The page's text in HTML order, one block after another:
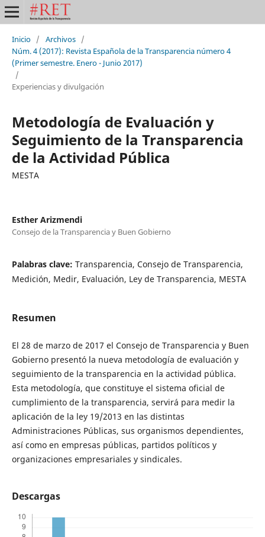
Inicio / Archivos /
Núm. 4 (2017): Revista Española de la Transparencia número 4
(Primer semestre. Enero - Junio 2017)
/
Experiencias y divulgación
Metodología de Evaluación y
Seguimiento de la Transparencia
de la Actividad Pública
MESTA
Esther Arizmendi
Consejo de la Transparencia y Buen Gobierno
Palabras clave: Transparencia, Consejo de Transparencia,
Medición, Medir, Evaluación, Ley de Transparencia, MESTA
Resumen
El 28 de marzo de 2017 el Consejo de Transparencia y Buen
Gobierno presentó la nueva metodología de evaluación y
seguimiento de la transparencia en la actividad pública.
Esta metodología, que constituye el sistema oficial de
cumplimiento de la transparencia, servirá para medir la
aplicación de la ley 19/2013 en las distintas
Administraciones Públicas, sus organismos dependientes,
así como en empresas públicas, partidos políticos y
organizaciones empresariales y sindicales.
Descargas